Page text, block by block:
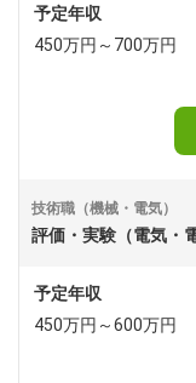
予定年収
450万円～700万円
技術職（機械・電気）
評価・実験（電気・
予定年収
450万円～600万円